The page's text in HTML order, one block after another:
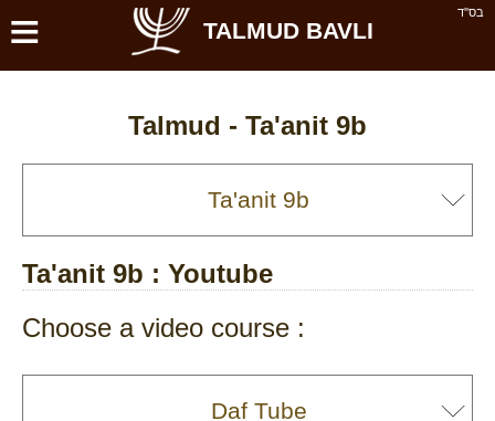
בס''ד ≡ TALMUD BAVLI
Talmud - Ta'anit 9b
Ta'anit 9b : Youtube
Choose a video course :